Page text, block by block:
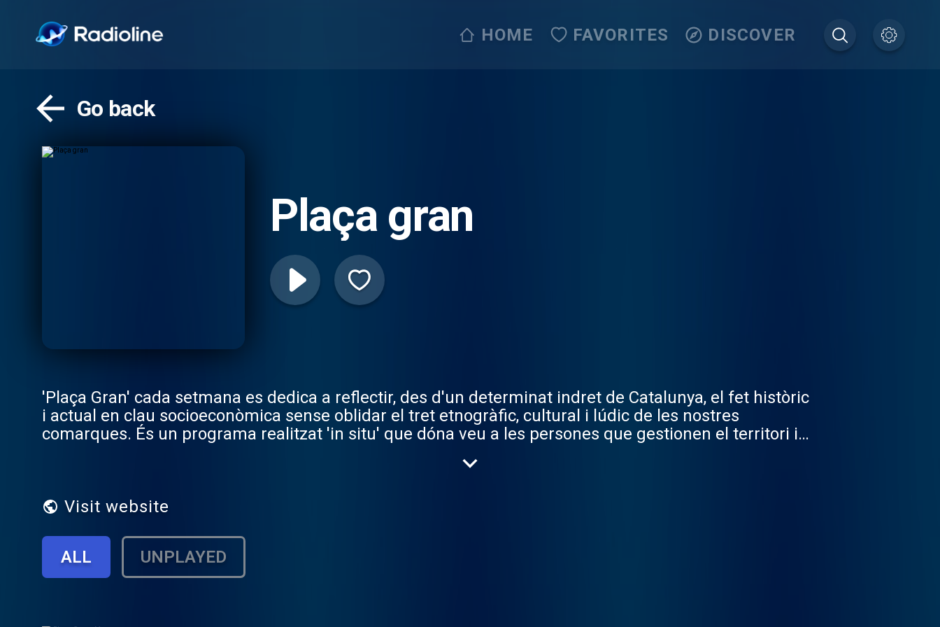
HOME FAVORITES DISCOVER
Go back
Plaça gran
'Plaça Gran' cada setmana es dedica a reflectir, des d'un determinat indret de Catalunya, el fet històric
i actual en clau socioeconòmica sense oblidar el tret etnogràfic, cultural i lúdic de les nostres
comarques. És un programa realitzat 'in situ' que dóna veu a les persones que gestionen el territori i a
Visit website
ALL UNPLAYED